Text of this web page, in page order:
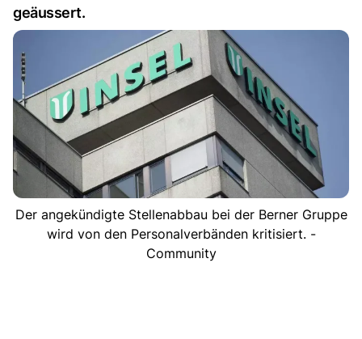
geäussert.
Der angekündigte Stellenabbau bei der Berner Gruppe
wird von den Personalverbänden kritisiert. -
Community